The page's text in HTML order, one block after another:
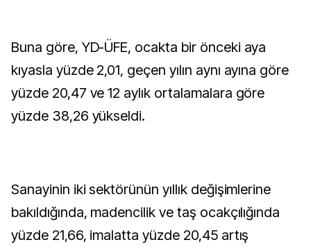
Buna göre, YD-ÜFE, ocakta bir önceki aya
kıyasla yüzde 2,01, geçen yılın aynı ayına göre
yüzde 20,47 ve 12 aylık ortalamalara göre
yüzde 38,26 yükseldi.
Sanayinin iki sektörünün yıllık değişimlerine
bakıldığında, madencilik ve taş ocakçılığında
yüzde 21,66, imalatta yüzde 20,45 artış